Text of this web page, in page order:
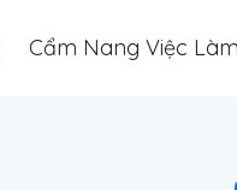
Cẩm Nang Việc